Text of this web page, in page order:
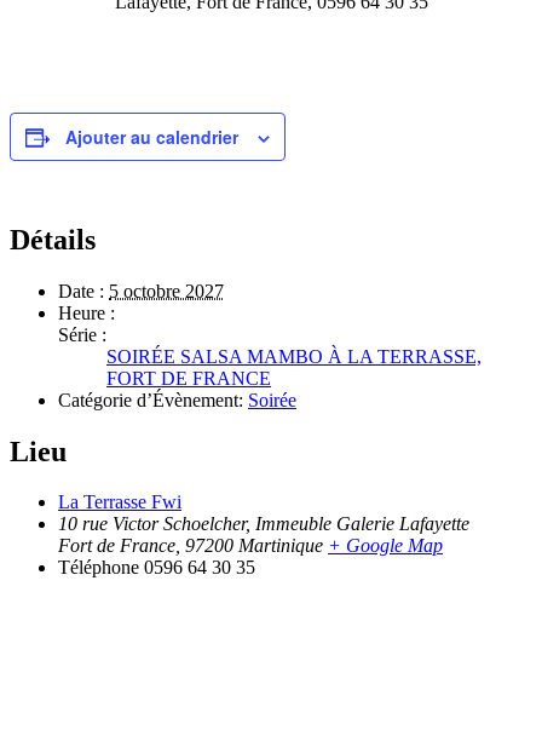
Ajouter au calendrier
Détails
Date : 5 octobre 2027
Heure :
Série :
SOIRÉE SALSA MAMBO À LA TERRASSE,
FORT DE FRANCE
Catégorie d’Évènement: Soirée
Lieu
La Terrasse Fwi
10 rue Victor Schoelcher, Immeuble Galerie Lafayette
Fort de France, 97200 Martinique + Google Map
Téléphone 0596 64 30 35